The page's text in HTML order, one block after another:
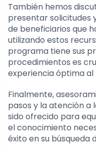
También hemos
presentar solicitudes
de beneficiarios que
utilizando estos
programa tiene sus
procedimientos es
experiencia óptima al
Finalmente,
pasos y la atención
sido ofrecido para
el conocimiento
éxito en su búsqueda